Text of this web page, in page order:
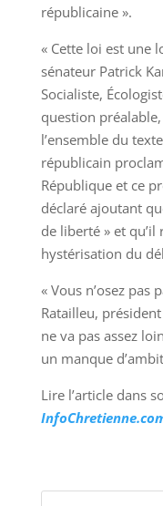
républicaine ».
« Cette loi est une
sénateur Patrick
Socialiste,
question
l’ensemble du
républicain
République et ce
déclaré ajoutant
de liberté » et
hystérisation du
« Vous n’osez
Ratailleu,
ne va pas assez
un manque
Lire l’article dans